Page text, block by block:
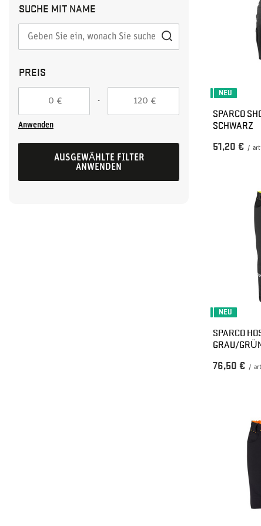
SUCHE MIT NAME
PREIS
€ - €
Anwenden
AUSGEWÄHLTE FILTER
ANWENDEN
NEU
SPARCO
SCHWARZ
51,20 € /
NEU
SPARCO
GRAU/
76,50 € /